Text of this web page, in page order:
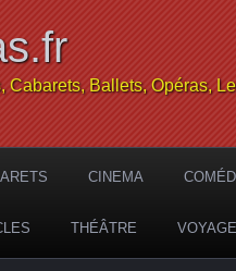
Cabarets, Ballets, Opéras,
CINEMA
THÉÂTRE